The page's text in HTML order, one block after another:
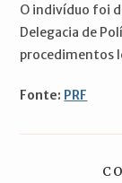
O indivíduo foi
Delegacia de
procedimentos
Fonte: PRF